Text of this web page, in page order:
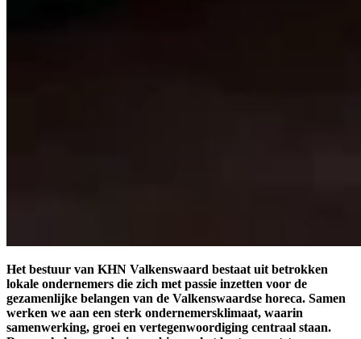
Het bestuur van KHN Valkenswaard bestaat uit betrokken
lokale ondernemers die zich met passie inzetten voor de
gezamenlijke belangen van de Valkenswaardse horeca. Samen
werken we aan een sterk ondernemersklimaat, waarin
samenwerking, groei en vertegenwoordiging centraal staan.